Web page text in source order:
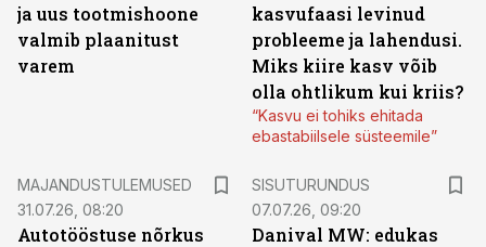
ja uus tootmishoone
valmib plaanitust
varem
kasvufaasi levinud
probleeme ja lahendusi.
Miks kiire kasv võib
olla ohtlikum kui kriis?
“Kasvu ei tohiks ehitada
ebastabiilsele süsteemile”
MAJANDUSTULEMUSED
31.07.26, 08:20
Autotööstuse nõrkus
SISUTURUNDUS
07.07.26, 09:20
Danival MW: edukas